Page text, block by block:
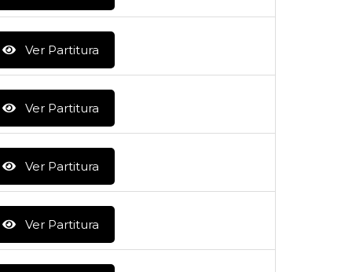
Ver Partitura
Ver Partitura
Ver Partitura
Ver Partitura